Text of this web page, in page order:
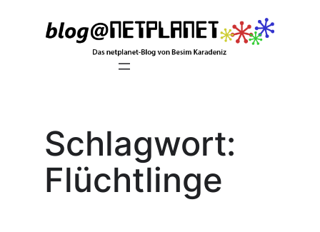
Schlagwort:
Flüchtlinge